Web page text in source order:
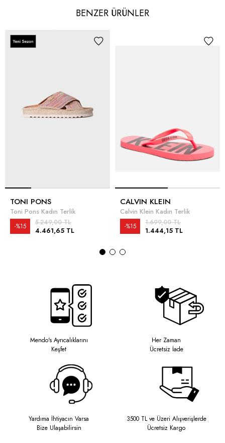
BENZER ÜRÜNLER
TONI PONS
Toni Pons Kadın Terlik
4.461,65 TL
5.249,00 TL
%15
CALVIN KLEIN
Calvin Klein Kadın Terlik
1.444,15 TL
1.699,00 TL
%15
Mendo's Ayrıcalıklarını
Keşfet
Her Zaman
Ücretsiz İade
Yardıma İhtiyacın Varsa
Bize Ulaşabilirsin
3500 TL ve Üzeri Alışverişlerde
Ücretsiz Kargo